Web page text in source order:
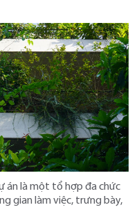
án là một tổ hợp đa chức
gian làm việc, trưng bày,